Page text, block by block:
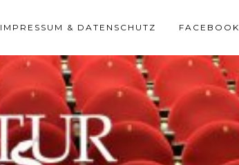
IMPRESSUM & DATENSCHUTZ FACEBOOK